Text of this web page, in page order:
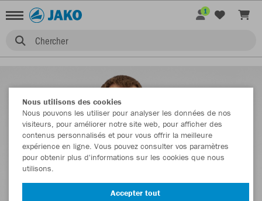
Chercher
1
Nous utilisons des cookies
Nous pouvons les utiliser pour analyser les données de nos
visiteurs, pour améliorer notre site web, pour afficher des
contenus personnalisés et pour vous offrir la meilleure
expérience en ligne. Vous pouvez consulter vos paramètres
pour obtenir plus d'informations sur les cookies que nous
utilisons.
Accepter tout